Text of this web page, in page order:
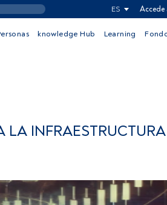
ES Accede
knowledge Hub Learning